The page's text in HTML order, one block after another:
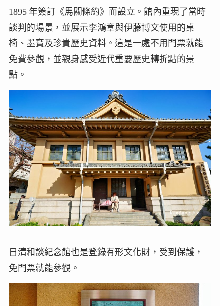
1895 年簽訂《馬關條約》而設立。館內重現了當時
談判的場景，並展示李鴻章與伊藤博文使用的桌
椅、墨寶及珍貴歷史資料。這是一處不用門票就能
免費參觀，並親身感受近代重要歷史轉折點的景
點。
日清和談紀念館也是登錄有形文化財，受到保護，
免門票就能參觀。